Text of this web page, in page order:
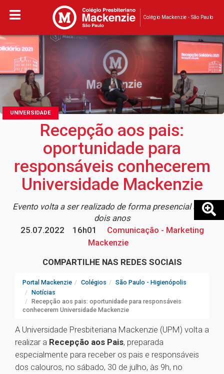
Colégio Mackenzie - São Paulo
UNIVERSIDADE
Recepção aos pais:
oportunidade para
responsáveis conhecerem
Universidade Mackenzie
Evento volta a ser realizado de forma presencial após
dois anos
25.07.2022
16h01
Comunicação - Marketing
Mackenzie
COMPARTILHE NAS REDES SOCIAIS
Portal Mackenzie Colégios
São Paulo - Higienópolis
Notícias
Recepção aos pais: oportunidade para responsáveis
conhecerem Universidade Mackenzie
A Universidade Presbiteriana Mackenzie (UPM) volta a
realizar a Recepção aos Pais, preparada
especialmente para receber os pais e responsáveis
dos calouros, no sábado, 30 de julho, às 9h, no